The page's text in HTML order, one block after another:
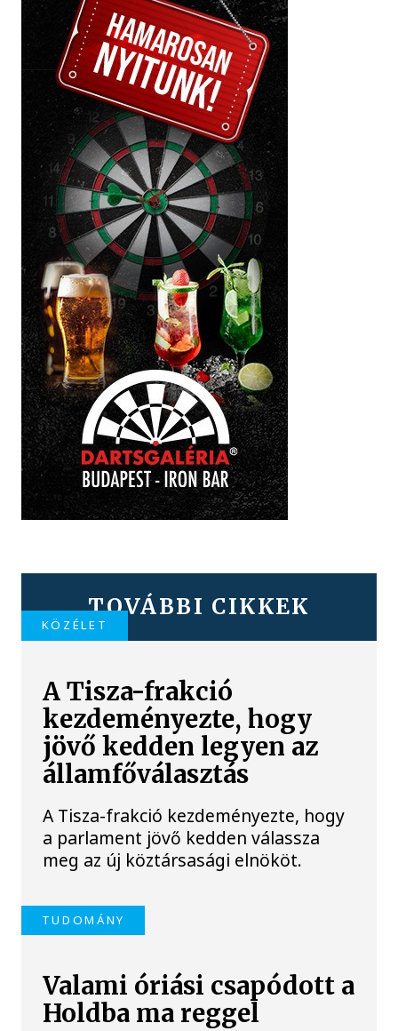
TOVÁBBI CIKKEK
KÖZÉLET
A Tisza-frakció
kezdeményezte, hogy
jövő kedden legyen az
államfőválasztás
A Tisza-frakció kezdeményezte, hogy
a parlament jövő kedden válassza
meg az új köztársasági elnököt.
TUDOMÁNY
Valami óriási csapódott a
Holdba ma reggel